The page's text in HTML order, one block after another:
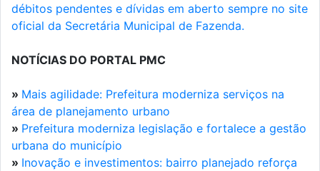
débitos pendentes e dívidas em aberto sempre no site
oficial da Secretária Municipal de Fazenda.
NOTÍCIAS DO PORTAL PMC
» Mais agilidade: Prefeitura moderniza serviços na
área de planejamento urbano
» Prefeitura moderniza legislação e fortalece a gestão
urbana do município
» Inovação e investimentos: bairro planejado reforça